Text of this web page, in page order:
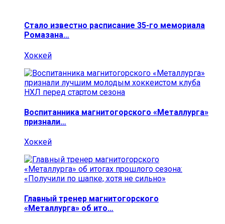
Стало известно расписание 35-го мемориала
Ромазана…
Хоккей
Воспитанника магнитогорского «Металлурга»
признали…
Хоккей
Главный тренер магнитогорского
«Металлурга» об ито…